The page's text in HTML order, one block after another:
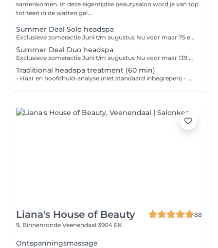
samenkomen. In deze eigentijdse beautysalon word je van top
tot teen in de watten gel...
Summer Deal Solo headspa
Exclusieve zomeractie Juni t/m augustus Nu voor maar 75 euro ipv 85 euro. Beperkt aantal actieplekken beschikbaar
Summer Deal Duo headspa
Exclusieve zomeractie Juni t/m augustus Nu voor maar 139 euro ipv 160 euro Beperkt aantal actieplekken beschikbaar
Traditional headspa treatment (60 min)
- Haar en hoofdhuid-analyse (niet standaard inbegrepen) - Wassen - Treatment - Hoofdmasssage - We sluiten het wasritueel standaard af met een conditioner - Handdoek droog föhnen
Liana's House of Beauty
88
9, Binnenronde Veenendaal 3904 EK
Ontspanningsmassage